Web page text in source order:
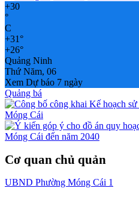
+30
°
C
+31°
+26°
Quảng Ninh
Thứ Năm, 06
Xem Dự báo 7 ngày
Quảng bá
Cơ quan chủ quản
UBND Phường Móng Cái 1